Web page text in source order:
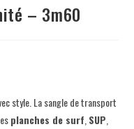
– 3m60
style. La sangle de transport
planches de surf SUP